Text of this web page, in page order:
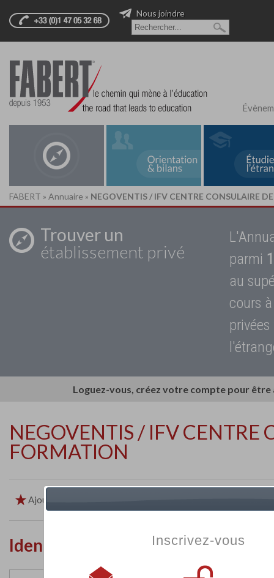
Nous joindre
FABERT » Annuaire » NEGOVENTIS / IFV CENTRE CONSULAIRE
Trouver un
établissement privé
parmi
au
cours
Loguez-vous, créez votre compte pour
NEGOVENTIS / IFV CENTRE
FORMATION
Ajouter aux favoris
Identité de l'établissement
Inscrivez-vous